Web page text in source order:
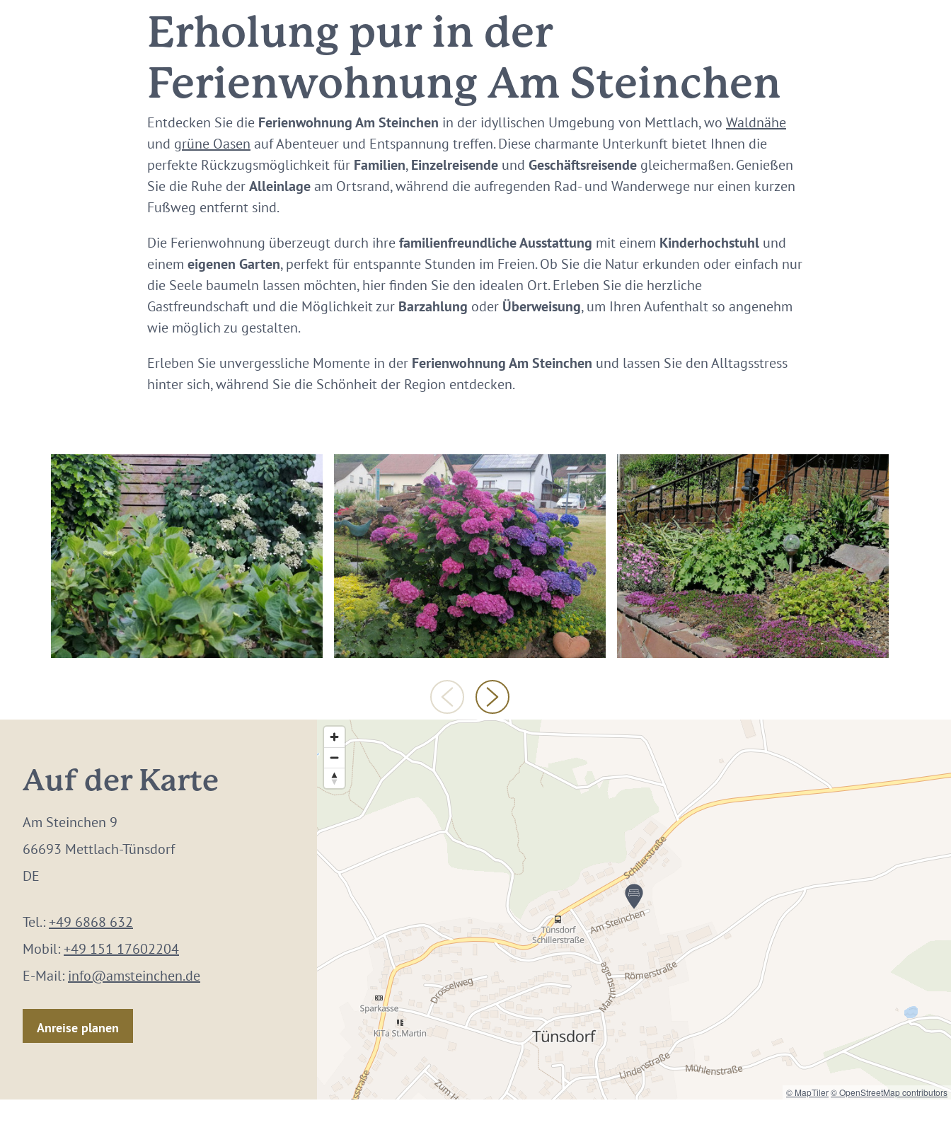
Erholung pur in der
Ferienwohnung Am Steinchen
Entdecken Sie die Ferienwohnung Am Steinchen in der idyllischen Umgebung von Mettlach, wo Waldnähe
und grüne Oasen auf Abenteuer und Entspannung treffen. Diese charmante Unterkunft bietet Ihnen die
perfekte Rückzugsmöglichkeit für Familien,Einzelreisende und Geschäftsreisende gleichermaßen. Genießen
Sie die Ruhe derAlleinlageam Ortsrand, während die aufregenden Rad- und Wanderwege nur einen kurzen
Fußweg entfernt sind.
Die Ferienwohnung überzeugt durch ihrefamilienfreundliche Ausstattung mit einem Kinderhochstuhl und
einem eigenen Garten, perfekt für entspannte Stunden im Freien. Ob Sie die Natur erkunden oder einfach nur
die Seele baumeln lassen möchten, hier finden Sie den idealen Ort. Erleben Sie die herzliche
Gastfreundschaft und die Möglichkeit zur Barzahlung oder Überweisung, um Ihren Aufenthalt so angenehm
wie möglich zu gestalten.
Erleben Sie unvergessliche Momente in der Ferienwohnung Am Steinchen und lassen Sie den Alltagsstress
hinter sich, während Sie die Schönheit der Region entdecken.
Auf der Karte
Am Steinchen 9
66693 Mettlach-Tünsdorf
DE
Tel.:+49 6868 632
Mobil:+49 151 17602204
E-Mail: info@amsteinchen.de
Anreise planen
© MapTiler© OpenStreetMap contributors